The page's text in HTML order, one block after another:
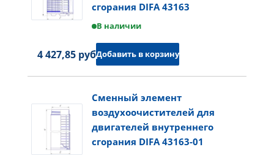
сгорания DIFA 43163
В наличии
4 427,85 руб.Добавить в корзину
Сменный элемент
воздухоочистителей для
двигателей внутреннего
сгорания DIFA 43163-01